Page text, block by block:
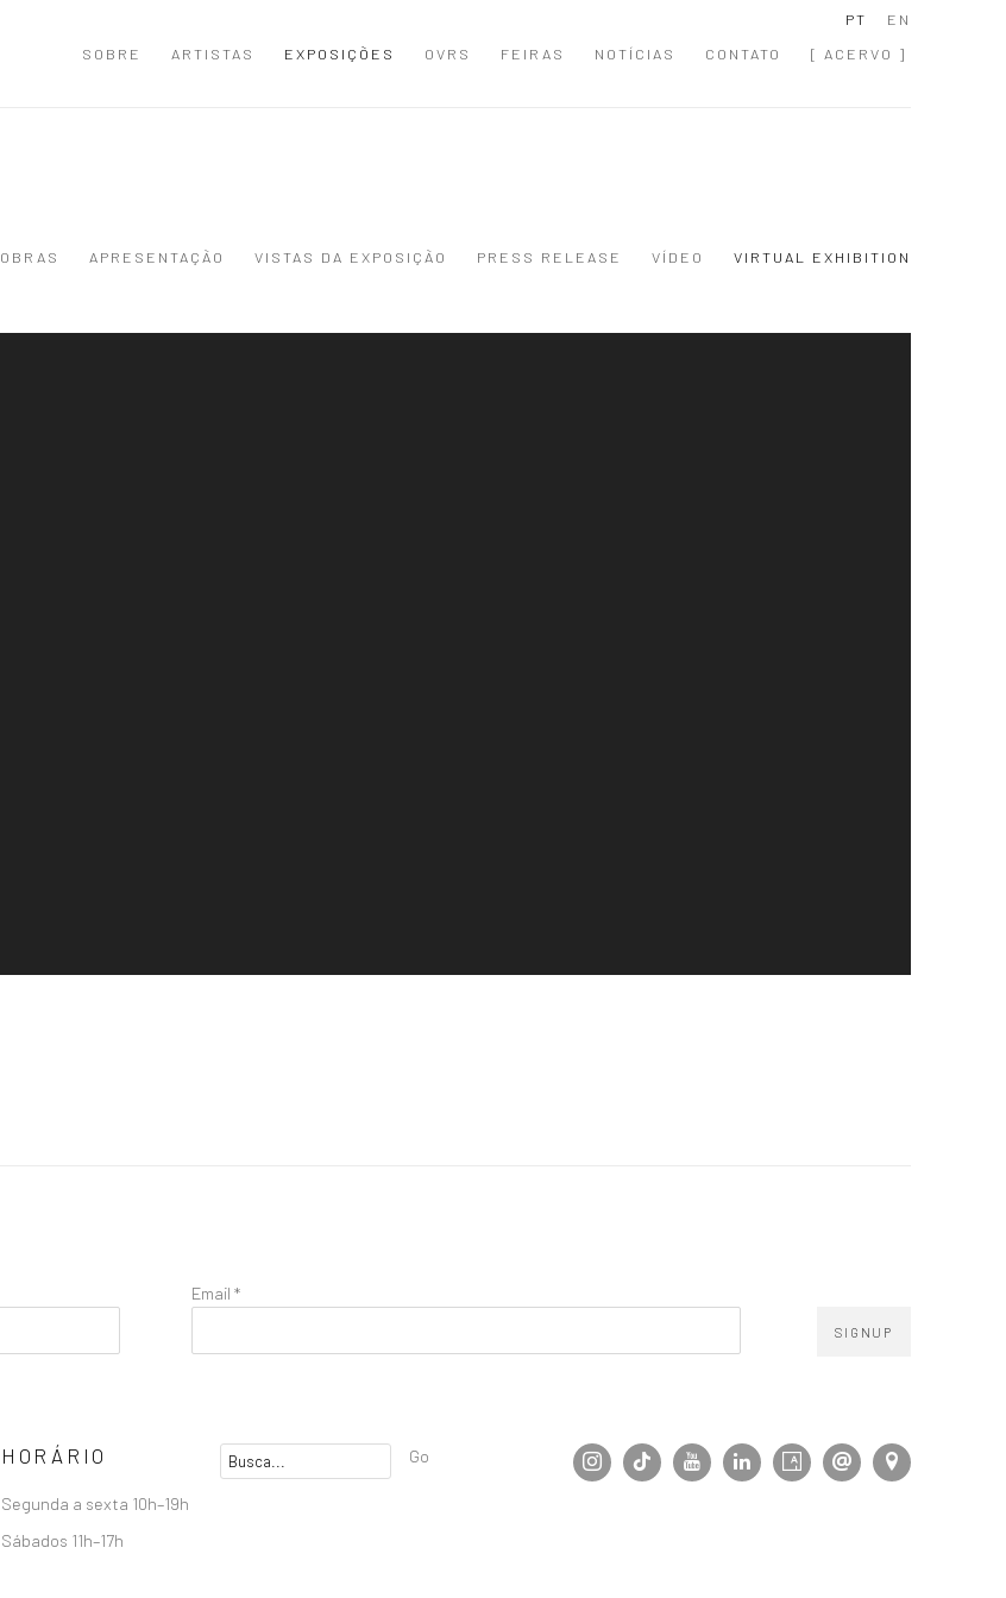
SOBRE ARTISTAS EXPOSIÇÕES OVRS FEIRAS NOTÍCIAS CONTATO [ ACERVO ]
PT EN
OBRAS APRESENTAÇÃO VISTAS DA EXPOSIÇÃO PRESS RELEASE VÍDEO VIRTUAL EXHIBITION
Email *
SIGNUP
HORÁRIO
Segunda a sexta 10h–19h
Sábados 11h–17h
Go